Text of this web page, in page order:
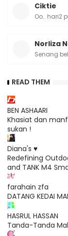
Ciktie
Oo.. hari2
Norliza
Senang
READ THEM
BEN ASHAARI
Khasiat dan
sukan !
Diana's ♥
Redefining
and TANK M4
farahain zfa
DATANG KEDAI
HASRUL HASSAN
Tanda-Tanda